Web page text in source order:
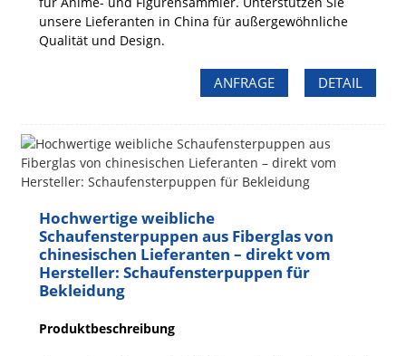
unsere Lieferanten in China für außergewöhnliche
Qualität und Design.
ANFRAGE DETAIL
Hochwertige weibliche
Schaufensterpuppen aus Fiberglas von
chinesischen Lieferanten – direkt vom
Hersteller: Schaufensterpuppen für
Bekleidung
Produktbeschreibung